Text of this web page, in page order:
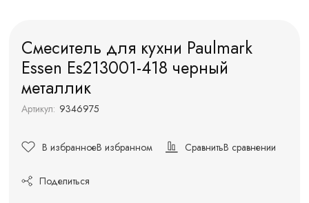
Смеситель для кухни Paulmark
Essen Es213001-418 черный
металлик
Артикул: 9346975
В избранноеВ избранном СравнитьВ сравнении
Поделиться